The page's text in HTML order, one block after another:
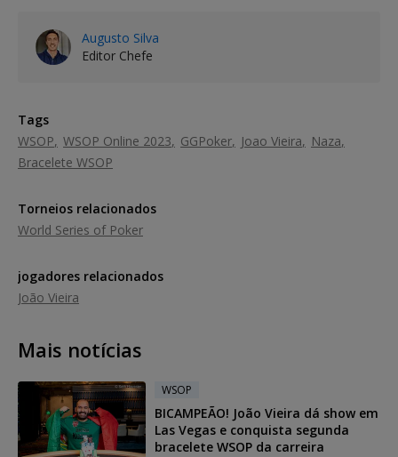
Augusto Silva
Editor Chefe
Tags
WSOP WSOP Online 2023 GGPoker Joao Vieira
Naza
Bracelete WSOP
Torneios relacionados
World Series of Poker
jogadores relacionados
João Vieira
Mais notícias
WSOP
BICAMPEÃO! João Vieira dá show em
Las Vegas e conquista segunda
bracelete WSOP da carreira